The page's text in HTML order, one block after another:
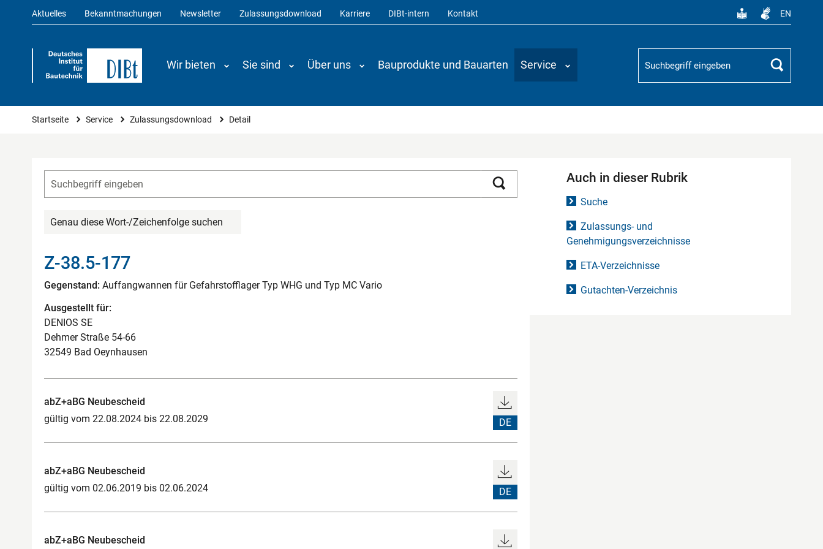
Aktuelles Bekanntmachungen Newsletter Zulassungsdownload Karriere DIBt-intern Kontakt EN
Wir bieten Sie sind Über uns Bauprodukte und Bauarten Service
Suchbegriff
Suchen
Sie sind hier
Startseite Service Zulassungsdownload Detail
Genau diese Wort-/Zeichenfolge suchen
Z-38.5-177
Gegenstand: Auffangwannen für Gefahrstofflager Typ WHG und Typ MC Vario
Ausgestellt für:
DENIOS SE
Dehmer Straße 54-66
32549 Bad Oeynhausen
abZ+aBG Neubescheid
gültig vom 22.08.2024 bis 22.08.2029
DE
abZ+aBG Neubescheid
gültig vom 02.06.2019 bis 02.06.2024
DE
abZ+aBG Neubescheid
Auch in dieser Rubrik
Suche
Zulassungs- und
Genehmigungsverzeichnisse
ETA-Verzeichnisse
Gutachten-Verzeichnis